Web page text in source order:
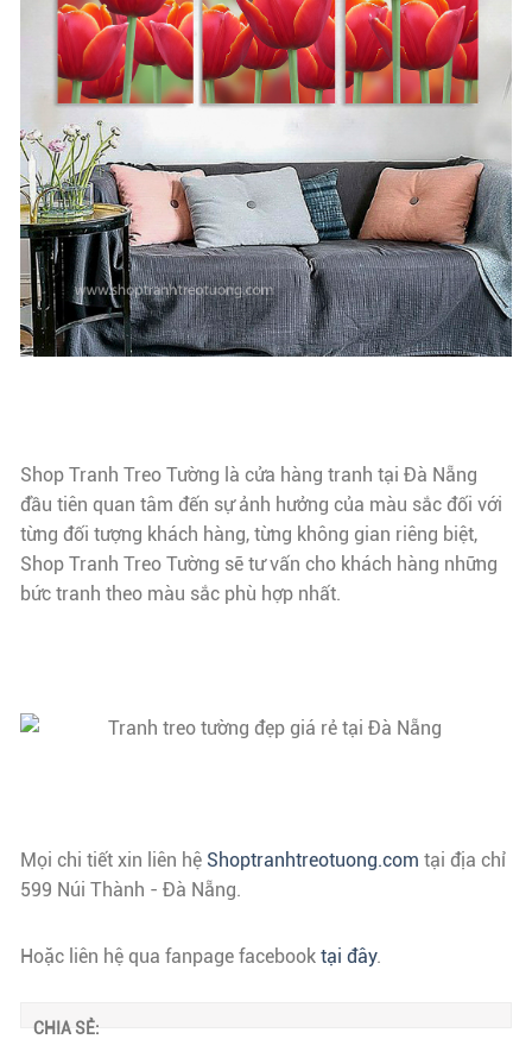
Shop Tranh Treo Tường là cửa hàng tranh tại Đà Nẵng
đầu tiên quan tâm đến sự ảnh hưởng của màu sắc đối với
từng đối tượng khách hàng, từng không gian riêng biệt,
Shop Tranh Treo Tường sẽ tư vấn cho khách hàng những
bức tranh theo màu sắc phù hợp nhất.
Mọi chi tiết xin liên hệ Shoptranhtreotuong.com tại địa chỉ
599 Núi Thành - Đà Nẵng.
Hoặc liên hệ qua fanpage facebook tại đây.
CHIA SẺ: